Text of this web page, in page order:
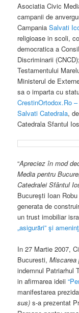
Asociatia Civic
campanii de
CampaniaSalvati
religioase in scoli,
democratica a
Discriminarii
Testamentului
Ministerul de
sa o imparta cu
CrestinOrtodox.Ro
Salvati Catedrala,
Catedrala Sfantul
“Apreciez în mod
Media pentru
Catedralei Sfântul
Bucureşti Ioan
generata de
un trust imobiliar
„asigurări” şi
In 27 Martie 2007,
Bucuresti,Miscarea
indemnul Patriarhul
in afirmarea ideii
manifestarea
sus) s-a prezentat